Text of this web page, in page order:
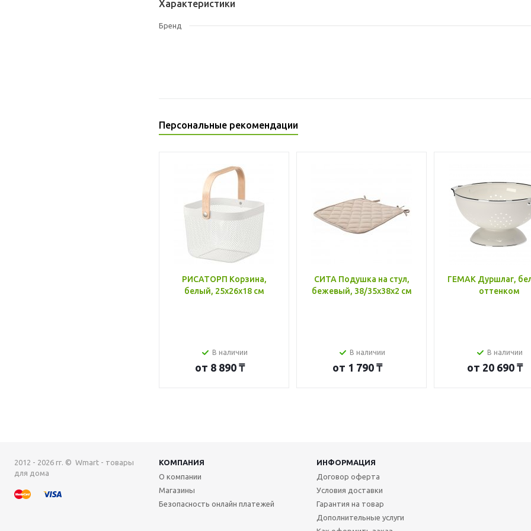
Характеристики
Бренд
Персональные рекомендации
РИСАТОРП Корзина,
белый, 25x26x18 см
В наличии
от 8 890 ₸
СИТА Подушка на стул,
бежевый, 38/35x38x2 см
В наличии
от 1 790 ₸
ГЕМАК Дуршлаг,
оттенком
В наличии
от 20 690 ₸
2012 - 2026 гг. © Wmart - товары
для дома
КОМПАНИЯ
ИНФОРМАЦИЯ
О компании
Магазины
Безопасность онлайн платежей
Договор оферта
Условия доставки
Гарантия на товар
Дополнительные услуги